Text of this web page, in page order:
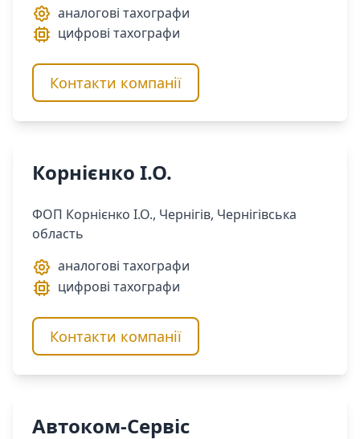
аналогові тахографи
цифрові тахографи
Контакти компанії
Корнієнко І.О.
ФОП Корнієнко І.О., Чернігів, Чернігівська
область
аналогові тахографи
цифрові тахографи
Контакти компанії
Автоком-Сервіс